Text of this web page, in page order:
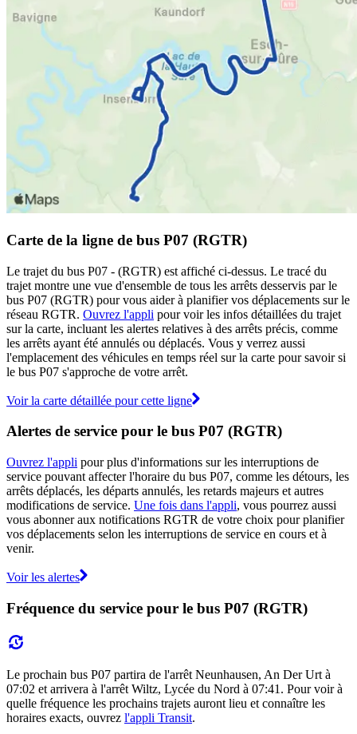
Carte de la ligne de bus P07 (RGTR)
Le trajet du bus P07 - (RGTR) est affiché ci-dessus. Le tracé du
trajet montre une vue d'ensemble de tous les arrêts desservis par le
bus P07 (RGTR) pour vous aider à planifier vos déplacements sur le
réseau RGTR. Ouvrez l'appli pour voir les infos détaillées du trajet
sur la carte, incluant les alertes relatives à des arrêts précis, comme
les arrêts ayant été annulés ou déplacés. Vous y verrez aussi
l'emplacement des véhicules en temps réel sur la carte pour savoir si
le bus P07 s'approche de votre arrêt.
Voir la carte détaillée pour cette ligne
Alertes de service pour le bus P07 (RGTR)
Ouvrez l'appli pour plus d'informations sur les interruptions de
service pouvant affecter l'horaire du bus P07, comme les détours, les
arrêts déplacés, les départs annulés, les retards majeurs et autres
modifications de service. Une fois dans l'appli, vous pourrez aussi
vous abonner aux notifications RGTR de votre choix pour planifier
vos déplacements selon les interruptions de service en cours et à
venir.
Voir les alertes
Fréquence du service pour le bus P07 (RGTR)
Le prochain bus P07 partira de l'arrêt Neunhausen, An Der Urt à
07:02 et arrivera à l'arrêt Wiltz, Lycée du Nord à 07:41. Pour voir à
quelle fréquence les prochains trajets auront lieu et connaître les
horaires exacts, ouvrez l'appli Transit.